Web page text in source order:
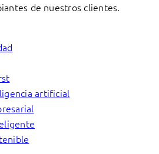
de nuestros clientes.
artificial